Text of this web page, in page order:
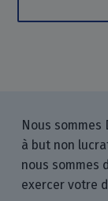
Nous sommes
à but non
nous sommes
exercer votre